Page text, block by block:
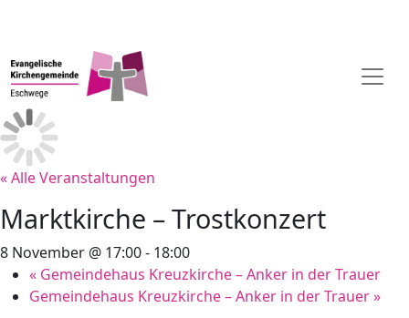
« Alle Veranstaltungen
Marktkirche – Trostkonzert
8 November @ 17:00- 18:00
« Gemeindehaus Kreuzkirche – Anker in der Trauer
Gemeindehaus Kreuzkirche – Anker in der Trauer»